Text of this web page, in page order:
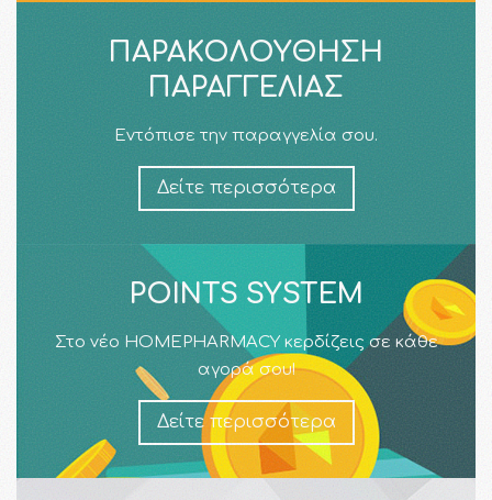
ΠΑΡΑΚΟΛΟΎΘΗΣΗ
ΠΑΡΑΓΓΕΛΊΑΣ
Εντόπισε την παραγγελία σου.
Δείτε περισσότερα
POINTS SYSTEM
Στο νέο HOMEPHARMACY κερδίζεις σε κάθε
αγορά σου!
Δείτε περισσότερα